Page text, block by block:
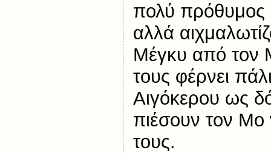
πολύ πρόθυμος
αλλά
Μέγκυ από τον
τους φέρνει
Αιγόκερου ως
πιέσουν τον Μο
τους.